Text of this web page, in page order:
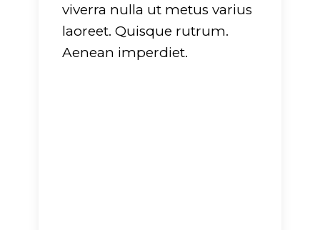
viverra nulla ut metus varius
laoreet. Quisque rutrum.
Aenean imperdiet.